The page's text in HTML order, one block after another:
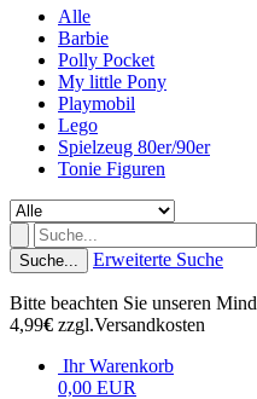
Alle
Barbie
Polly Pocket
My little Pony
Playmobil
Lego
Spielzeug 80er/90er
Tonie Figuren
Suche... Erweiterte Suche
Bitte beachten Sie unseren
4,99€ zzgl.Versandkosten
Ihr Warenkorb
0,00 EUR